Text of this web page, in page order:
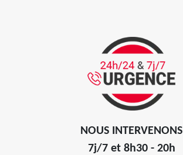
NOUS INTERVENONS
7j/7 et 8h30 - 20h